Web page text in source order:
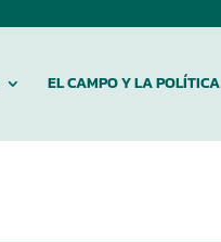
EL CAMPO Y LA POLÍTICA